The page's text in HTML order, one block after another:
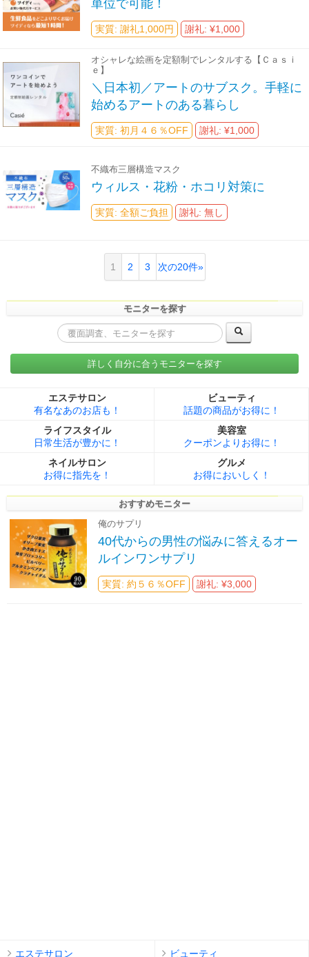
単位で可能！
実質: 謝礼1,000円 謝礼: ¥1,000
オシャレな絵画を定額制でレンタルする【Ｃａｓｉ
ｅ】
＼日本初／アートのサブスク。手軽に
始めるアートのある暮らし
実質: 初月４６％OFF 謝礼: ¥1,000
不織布三層構造マスク
ウィルス・花粉・ホコリ対策に
実質: 全額ご負担 謝礼: 無し
1 2 3 次の20件»
モニターを探す
詳しく自分に合うモニターを探す
エステサロン
有名なあのお店も！
ビューティ
話題の商品がお得に！
ライフスタイル
日常生活が豊かに！
美容室
クーポンよりお得に！
ネイルサロン
お得に指先を！
グルメ
お得においしく！
おすすめモニター
俺のサプリ
40代からの男性の悩みに答えるオー
ルインワンサプリ
実質: 約５６％OFF 謝礼: ¥3,000
エステサロン ビューティ